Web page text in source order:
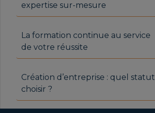
expertise sur-mesure
La formation continue au service
de votre réussite
Création d’entreprise : quel statut
choisir ?